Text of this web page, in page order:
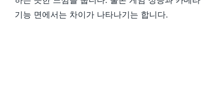
기능 면에서는 차이가 나타나기는 합니다.